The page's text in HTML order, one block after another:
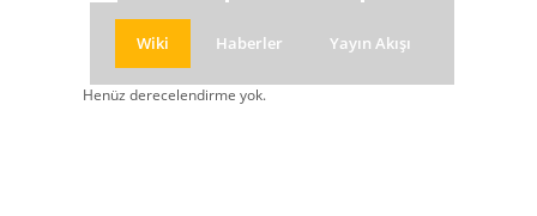
Yayın Akışı
Haberler
Wiki
Henüz derecelendirme yok.